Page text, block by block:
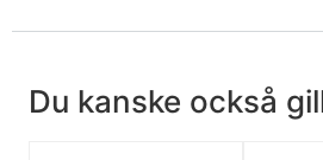
Du kanske också